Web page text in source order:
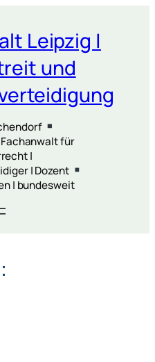
Leipzig |
und
für
|
| Dozent
| bundesweit